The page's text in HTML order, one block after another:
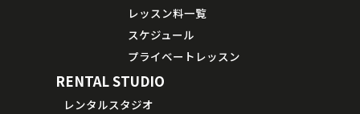
レッスン料一覧
スケジュール
プライベートレッスン
RENTAL STUDIO
レンタルスタジオ